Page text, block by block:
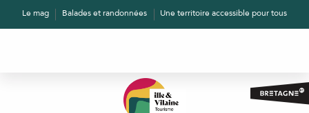
AllerLe mag Balades et randonnées Une territoire accessible pour tous